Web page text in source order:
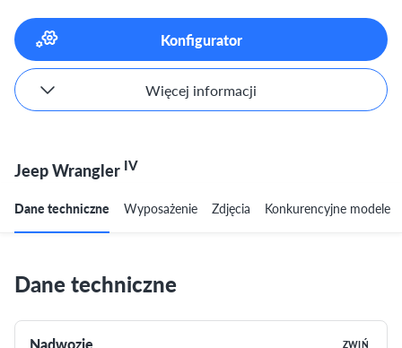
Konfigurator
Więcej informacji
Jeep Wrangler IV
Dane techniczne Wyposażenie Zdjęcia Konkurencyjne modele
Dane techniczne
ZWIŃ